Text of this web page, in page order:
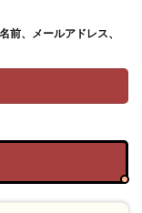
前、メールアドレス、